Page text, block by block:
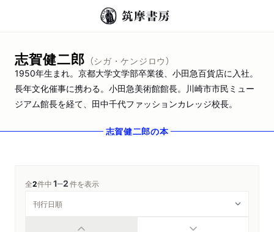
志賀健二郎 （シガ・ケンジロウ）
1950年生まれ。京都大学文学部卒業後、小田急百貨店に入社。
長年文化催事に携わる。小田急美術館館長。川崎市市民ミュー
ジアム館長を経て、田中千代ファッションカレッジ校長。
志賀健二郎の本
全2件中1─2件を表示